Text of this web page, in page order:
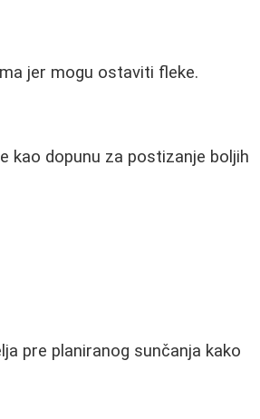
jer mogu ostaviti fleke.
kao dopunu za postizanje boljih
pre planiranog sunčanja kako